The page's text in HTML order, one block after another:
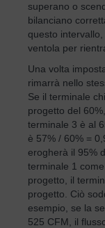
superano o
bilanciano
questo
ventola per
Una volta
rimarrà nello
Se il terminale
progetto del
terminale 3 è al
è 57% / 60% =
erogherà il 95%
terminale 1
progetto, il
progetto. Ciò
esempio, se la
525 CFM, il